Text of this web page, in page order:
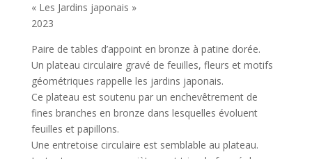
« Les Jardins japonais »
2023
Paire de tables d’appoint en bronze à patine dorée.
Un plateau circulaire gravé de feuilles, fleurs et motifs
géométriques rappelle les jardins japonais.
Ce plateau est soutenu par un enchevêtrement de
fines branches en bronze dans lesquelles évoluent
feuilles et papillons.
Une entretoise circulaire est semblable au plateau.